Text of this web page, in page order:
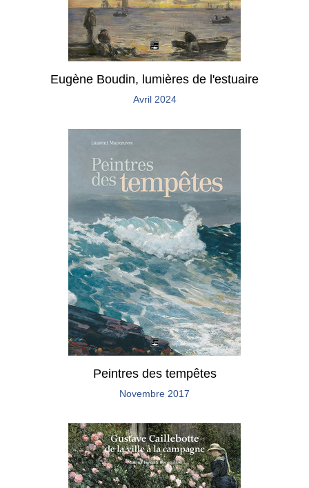
Eugène Boudin, lumières de l'estuaire
Avril 2024
Peintres des tempêtes
Novembre 2017